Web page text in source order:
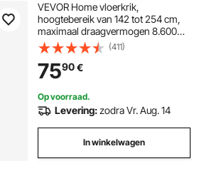
VEVOR Home vloerkrik,
hoogtebereik van 142 tot 254 cm,
maximaal draagvermogen 8.600
kg, verstelbare steunbalk,
kelderkrik, paal voor nivellering,
hefondersteuning, telescopische
stalen krik voor tijdelijke
ondersteuning
(411)
7590€
Op voorraad.
Levering:zodra Vr. Aug. 14
In winkelwagen